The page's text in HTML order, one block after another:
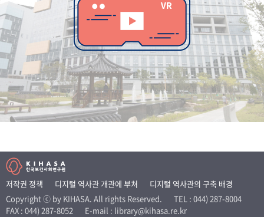
사진 아카이브 문서 기록물 행정박물 영상 기록물
50 주년 기념
성과 50선 숫자로 보는 50년 50 +1주년 광장
세계와 함께 한 KIHASA
VR 역사관
저작권 정책 디지털 역사관 개관에 부쳐
디지털 역사관의 구축 배경
Copyright ⓒ by KIHASA. All rights Reserved.
TEL : 044) 287-8004
FAX : 044) 287-8052
E-mail : library@kihasa.re.kr